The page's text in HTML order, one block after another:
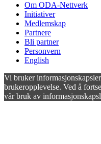
Om ODA-Nettverk
Initiativer
Medlemskap
Partnere
Bli partner
Personvern
English
Vi bruker
brukeropplevelse. Ved å
vår bruk av